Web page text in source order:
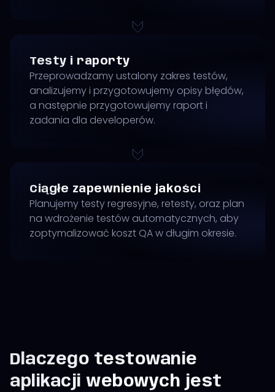
Testy i raporty
Przeprowadzamy ustalony zakres testów,
analizujemy i przygotowujemy opisy błędów,
a następnie przygotowujemy raport i
zadania dla developerów.
Ciągłe zapewnienie jakości
Planujemy testy regresyjne, retesty, oraz plan
na wdrożenie testów automatycznych, aby
zoptymalizować koszt QA w długim okresie.
Dlaczego testowanie
aplikacji webowych jest